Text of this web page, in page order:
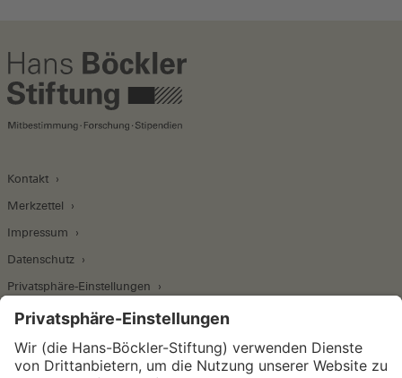
Kontakt
Merkzettel
Impressum
Datenschutz
Privatsphäre-Einstellungen
Wirtschafts- und Sozialwissenschaftliches Institut